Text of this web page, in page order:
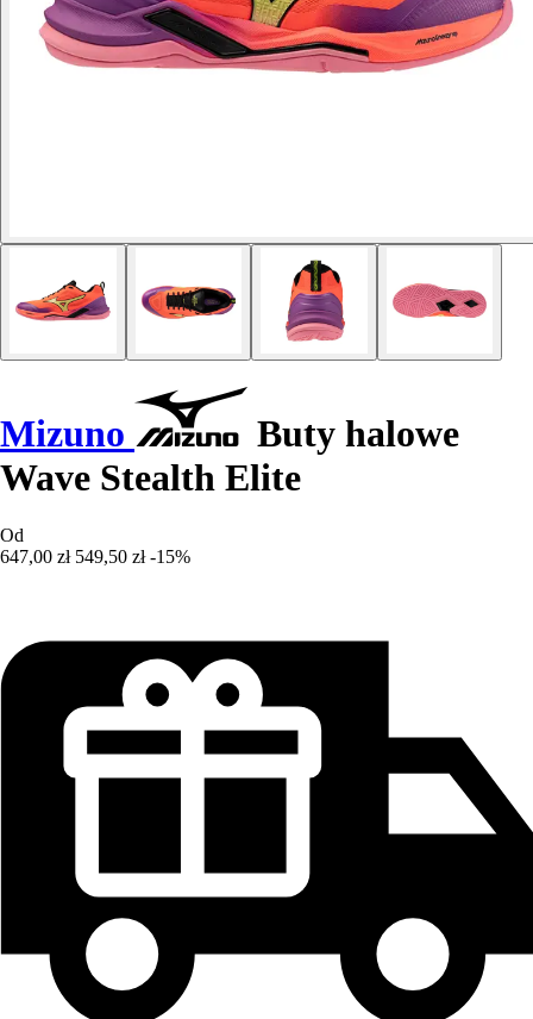
Mizuno
Buty halowe
Wave Stealth Elite
Od
647,00 zł 549,50 zł -15%